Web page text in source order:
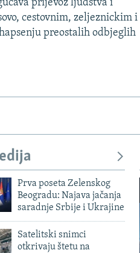
prijevoz ljudstva i
cestovnim, zeljeznickim i
preostalih odbjeglih
Prva poseta Zelenskog
Beogradu: Najava jačanja
saradnje Srbije i Ukrajine
Satelitski snimci
otkrivaju štetu na